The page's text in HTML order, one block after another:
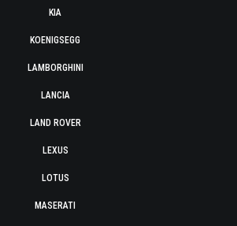
KIA
KOENIGSEGG
LAMBORGHINI
LANCIA
LAND ROVER
LEXUS
LOTUS
MASERATI